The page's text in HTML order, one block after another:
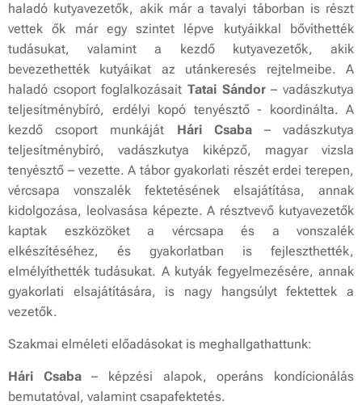
haladó kutyavezetők, akik már a tavalyi táborban is részt
vettek ők már egy szintet lépve kutyáikkal bővíthették
tudásukat, valamint a kezdő kutyavezetők, akik
bevezethették kutyáikat az utánkeresés rejtelmeibe. A
haladó csoport foglalkozásait Tatai Sándor– vadászkutya
teljesítménybíró, erdélyi kopó tenyésztő - koordinálta. A
kezdő csoport munkáját Hári Csaba– vadászkutya
teljesítménybíró, vadászkutya kiképző, magyar vizsla
tenyésztő – vezette. A tábor gyakorlati részét erdei terepen,
vércsapa vonszalék fektetésének elsajátítása, annak
kidolgozása, leolvasása képezte. A résztvevő kutyavezetők
kaptak eszközöket a vércsapa és a vonszalék
elkészítéséhez, és gyakorlatban is fejleszthették,
elmélyíthették tudásukat. A kutyák fegyelmezésére, annak
gyakorlati elsajátítására, is nagy hangsúlyt fektettek a
vezetők.
Szakmai elméleti előadásokat is meghallgathattunk:
Hári Csaba– képzési alapok, operáns kondícionálás
bemutatóval, valamint csapafektetés.